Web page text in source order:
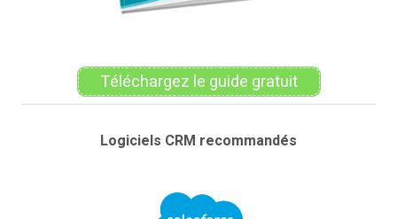
Téléchargez le guide gratuit
Logiciels CRM recommandés